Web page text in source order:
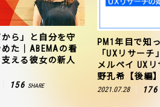
から」と自分を守
た｜ABEMAの看
える彼女の新人
156 SHARE
PM1年目で知
「UXリサー
メルペイ UX
野孔希【後編
2021.07.28 176